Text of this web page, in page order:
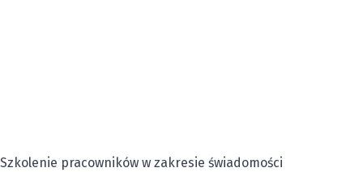
Szkolenie pracowników w zakresie świadomości